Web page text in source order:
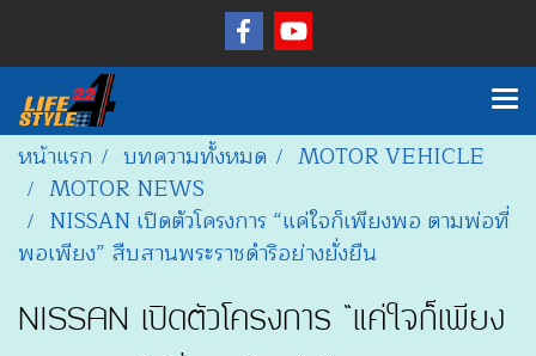
หน้าแรก บทความทั้งหมด
MOTOR VEHICLE
MOTOR NEWS
NISSAN เปิดตัวโครงการ “แค่ใจก็เพียงพอ ตามพ่อที่
พอเพียง” สืบสานพระราชดำริอย่างยั่งยืน
NISSAN เปิดตัวโครงการ “แค่ใจก็เพียง